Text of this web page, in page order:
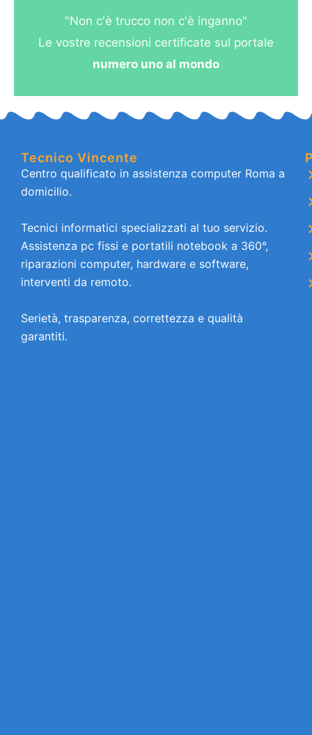
"Non c'è trucco non c'è inganno"
Le vostre recensioni certificate sul portale
numero uno al mondo
Tecnico Vincente
Centro qualificato in assistenza computer Roma a
domicilio.
Tecnici informatici specializzati al tuo servizio.
Assistenza pc fissi e portatili notebook a 360°,
riparazioni computer, hardware e software,
interventi da remoto.
Serietà, trasparenza, correttezza e qualità
garantiti.